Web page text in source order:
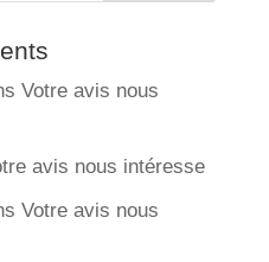
Votre avis nous
avis nous intéresse
Votre avis nous